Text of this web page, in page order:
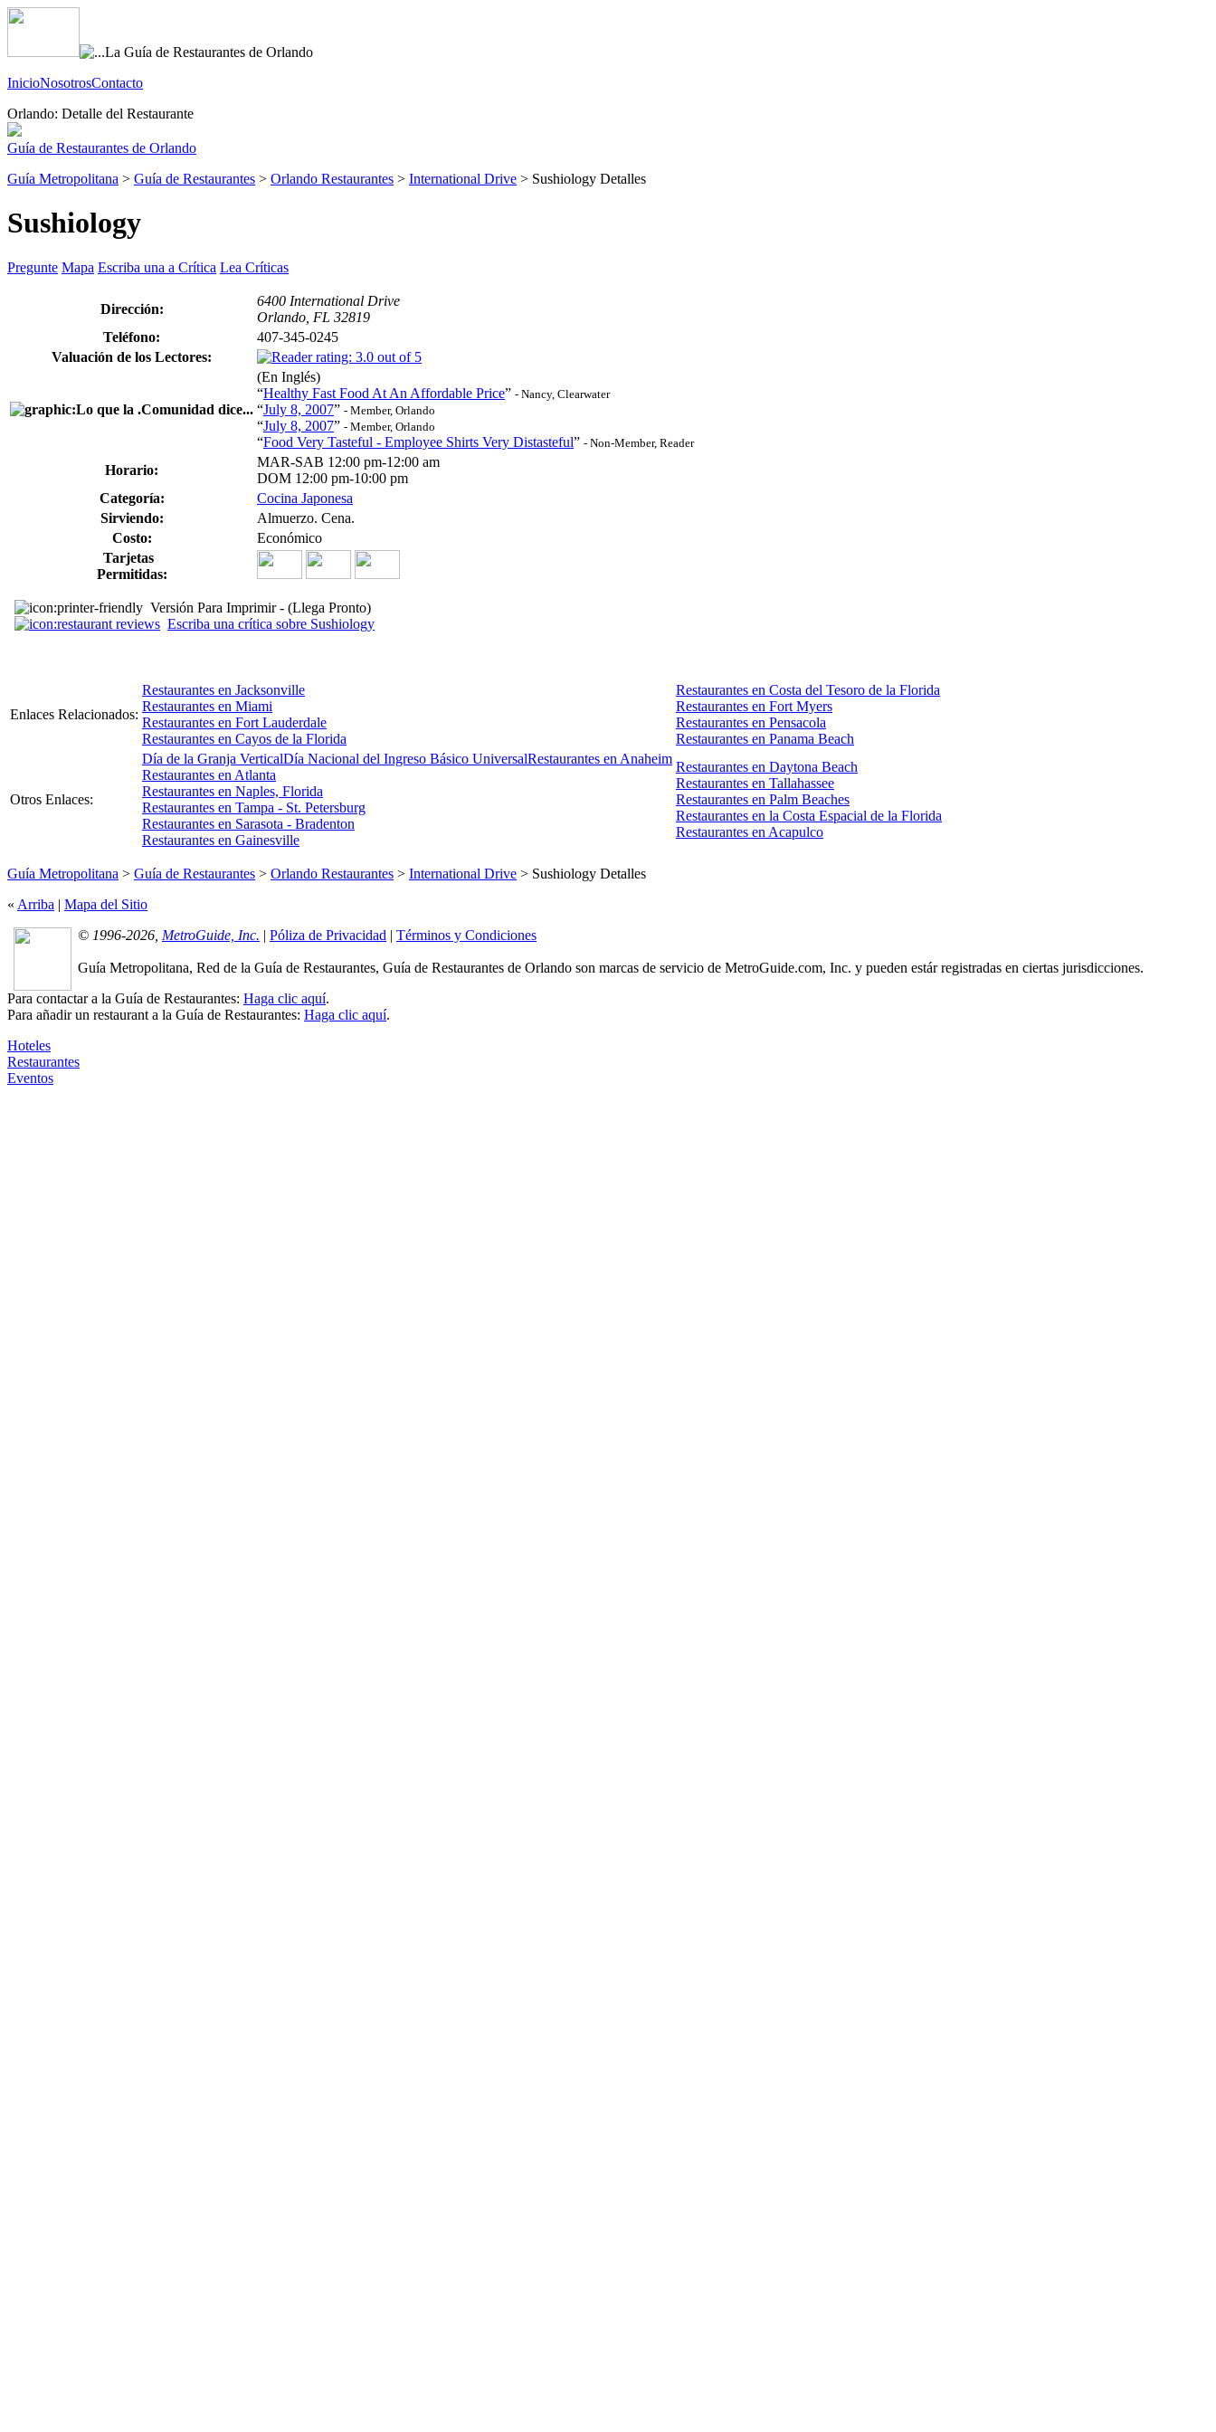
InicioNosotrosContacto
Orlando: Detalle del Restaurante
Guía de Restaurantes de Orlando
Guía Metropolitana > Guía de Restaurantes > Orlando Restaurantes > International Drive > Sushiology Detalles
Sushiology
Pregunte Mapa Escriba una a Crítica Lea Críticas
Dirección:
6400 International Drive
Orlando, FL 32819
Teléfono:
407-345-0245
Valuación de los Lectores:
(En Inglés)
“Healthy Fast Food At An Affordable Price” - Nancy, Clearwater
“July 8, 2007” - Member, Orlando
“July 8, 2007” - Member, Orlando
“Food Very Tasteful - Employee Shirts Very Distasteful” - Non-Member, Reader
Horario:
MAR-SAB 12:00 pm-12:00 am
DOM 12:00 pm-10:00 pm
Categoría:
Cocina Japonesa
Sirviendo:
Almuerzo. Cena.
Costo:
Económico
Tarjetas
Permitidas:
Versión Para Imprimir - (Llega Pronto)
Escriba una crítica sobre Sushiology
Enlaces Relacionados:
Restaurantes en Jacksonville
Restaurantes en Miami
Restaurantes en Fort Lauderdale
Restaurantes en Cayos de la Florida
Restaurantes en Costa del Tesoro de la Florida
Restaurantes en Fort Myers
Restaurantes en Pensacola
Restaurantes en Panama Beach
Otros Enlaces:
Día de la Granja VerticalDía Nacional del Ingreso Básico UniversalRestaurantes en Anaheim
Restaurantes en Atlanta
Restaurantes en Naples, Florida
Restaurantes en Tampa - St. Petersburg
Restaurantes en Sarasota - Bradenton
Restaurantes en Gainesville
Restaurantes en Daytona Beach
Restaurantes en Tallahassee
Restaurantes en Palm Beaches
Restaurantes en la Costa Espacial de la Florida
Restaurantes en Acapulco
Guía Metropolitana > Guía de Restaurantes > Orlando Restaurantes > International Drive > Sushiology Detalles
« Arriba | Mapa del Sitio
© 1996-2026, MetroGuide, Inc. | Póliza de Privacidad | Términos y Condiciones
Guía Metropolitana, Red de la Guía de Restaurantes, Guía de Restaurantes de Orlando son marcas de servicio de MetroGuide.com, Inc. y pueden estár registradas en ciertas jurisdicciones.
Para contactar a la Guía de Restaurantes: Haga clic aquí.
Para añadir un restaurant a la Guía de Restaurantes: Haga clic aquí.
Hoteles
Restaurantes
Eventos